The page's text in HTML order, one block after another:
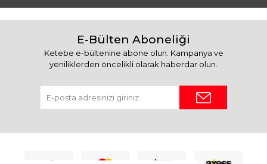
E-Bülten Aboneliği
Ketebe e-bültenine abone olun. Kampanya ve
yeniliklerden öncelikli olarak haberdar olun.